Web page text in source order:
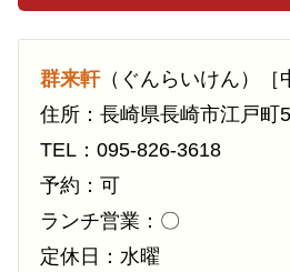
群来軒（ぐんらいけん）［
住所：長崎県長崎市江戸町
TEL：095-826-3618
予約：可
ランチ営業：〇
定休日：水曜